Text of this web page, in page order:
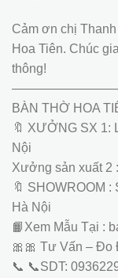
Cảm ơn chị
Hoa Tiên. Chúc
thông!
BÀN THỜ HOA
🔖 XƯỞNG SX 1:
Nội
Xưởng sản xuất 2
🔖 SHOWROOM
Hà Nội
📙Xem Mẫu Tại :
🎀🎀 Tư Vấn – Đo
📞 📞SDT: